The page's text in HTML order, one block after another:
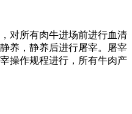
对所有肉牛进场前进行血清
养，静养后进行屠宰。屠宰
操作规程进行，所有牛肉产